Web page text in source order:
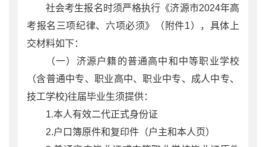
社会考生报名时须严格执行《济源市2024年高
考报名三项纪律、六项必须》（附件1），具体上
交材料如下：
（一）济源户籍的普通高中和中等职业学校
（含普通中专、职业高中、职业中专、成人中专、
技工学校)往届毕业生须提供：
1.本人有效二代正式身份证
2.户口簿原件和复印件（户主和本人页）